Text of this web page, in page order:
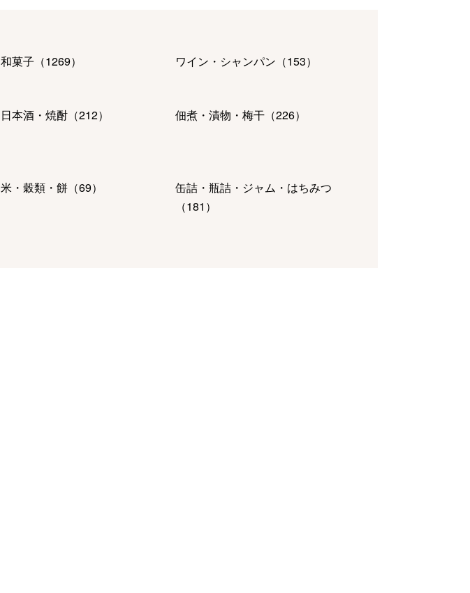
和菓子 （1269） ワイン・シャンパン （153）
日本酒・焼酎（212） 佃煮・漬物・梅干（226）
米・穀類・餅（69）
缶詰・瓶詰・ジャム・はちみつ
（181 ）